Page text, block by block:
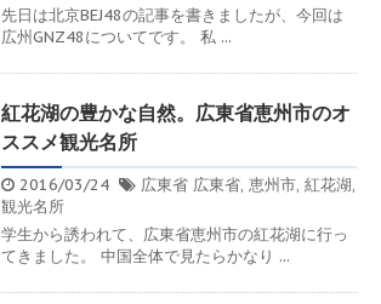
先日は北京BEJ48の記事を書きましたが、今回は
広州GNZ48についてです。 私 ...
紅花湖の豊かな自然。広東省恵州市のオ
ススメ観光名所
2016/03/24 広東省 広東省, 恵州市, 紅花湖,
観光名所
学生から誘われて、広東省恵州市の紅花湖に行っ
てきました。 中国全体で見たらかなり ...